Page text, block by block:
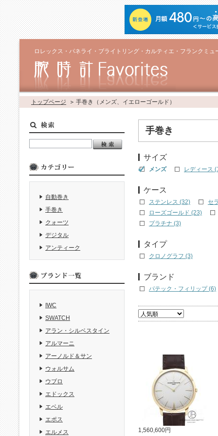
ロレックス・パネライ・ブライトリング・カルティエ・フランクミ
トップページ 手巻き（メンズ、イエローゴールド）
手巻き
サイズ
メンズ レディース
ケース
ステンレス (32)
セ
ローズゴールド (23)
プラチナ (3)
タイプ
クロノグラフ (3)
ブランド
パテック・フィリップ (6)
1,560,600円
自動巻き
手巻き
クォーツ
デジタル
アンティーク
IWC
SWATCH
アラン・シルベスタイン
アルマーニ
アーノルド＆サン
ウォルサム
ウブロ
エドックス
エベル
エポス
エルメス